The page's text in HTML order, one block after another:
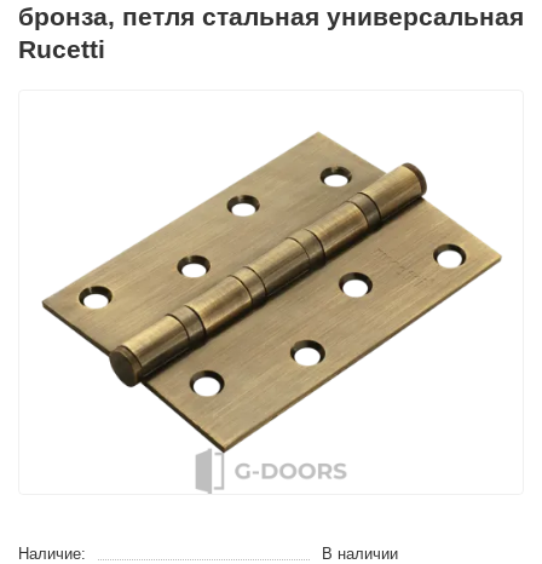
бронза, петля стальная универсальная
Rucetti
Наличие: В наличии